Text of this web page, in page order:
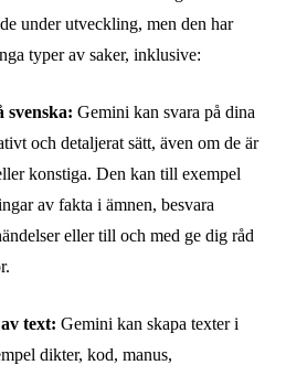
under utveckling, men den har
typer av saker, inklusive:
svenska: Gemini kan svara på dina
och detaljerat sätt, även om de är
konstiga. Den kan till exempel
av fakta i ämnen, besvara
eller till och med ge dig råd
text: Gemini kan skapa texter i
dikter, kod, manus,